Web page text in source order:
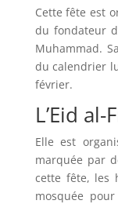
Cette fête est
du fondateur
Muhammad.
du calendrier
février.
L’Eid al-
Elle est
marquée par
cette fête, les
mosquée